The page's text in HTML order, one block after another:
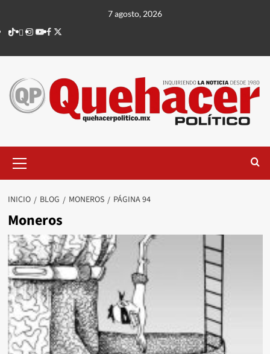
contenido
7 agosto, 2026
TikTok
threads
Instagram
Youtube
Facebook
X
principal
INICIO BLOG MONEROS PÁGINA 94
Moneros